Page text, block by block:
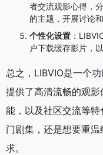
者交流观影心得，
的主题，开展讨论和
个性化设置 ：
户下载缓存影片，
总之，LIBVIO是一个
提供了高清流畅的观
能，以及社区交流等
门剧集，还是想要重
求。